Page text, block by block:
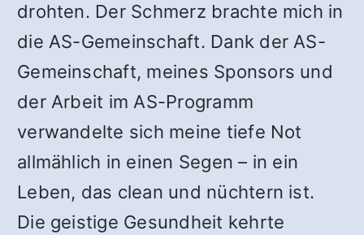
drohten. Der Schmerz brachte mich in
die AS-Gemeinschaft. Dank der AS-
Gemeinschaft, meines Sponsors und
der Arbeit im AS-Programm
verwandelte sich meine tiefe Not
allmählich in einen Segen – in ein
Leben, das clean und nüchtern ist.
Die geistige Gesundheit kehrte